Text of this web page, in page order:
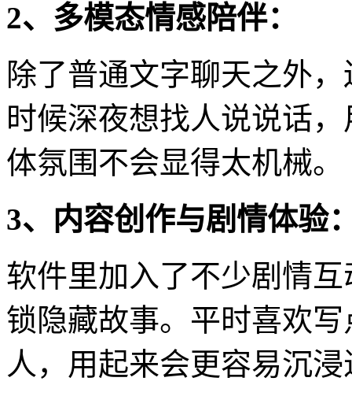
2、多模态情感陪伴：
除了普通文字聊天之外
时候深夜想找人说说话
体氛围不会显得太机械。
3、内容创作与剧情体验
软件里加入了不少剧情
锁隐藏故事。平时喜欢
人，用起来会更容易沉